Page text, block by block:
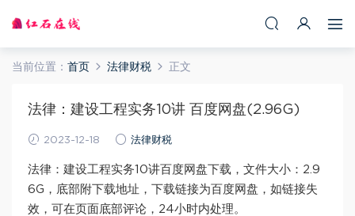
当前位置： 首页 法律财税 正文
法律：建设工程实务10讲 百度网盘(2.96G)
2023-12-18 法律财税
法律：建设工程实务10讲百度网盘下载，文件大小：2.9
6G，底部附下载地址，下载链接为百度网盘，如链接失
效，可在页面底部评论，24小时内处理。